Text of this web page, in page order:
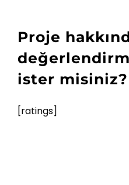
Proje
ister misiniz?
[ratings]